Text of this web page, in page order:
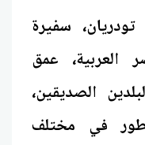
سفيرة
العربية، عمق
الصديقين،
في مختلف